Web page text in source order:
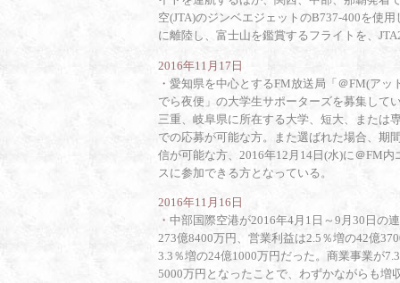
空(JTA)のジンベエジェットのB737-400を使
に離陸し、富士山を鑑賞するフライトを、
2016年11月17日
・ 愛知県を中心とするFM放送局「＠FM(アッ
でら夜便」の大学生サポーターズを募集して
三重、岐阜県に所在する大学、短大、または
での応募が可能な方。また選ばれた場合、期
信が可能な方、2016年12月14日(水)に＠FM
スに参加できる方となっている。
2016年11月16日
・ 中部国際空港が2016年4月1日～9月30日の
273億8400万円、営業利益は2.5％増の42億
3.3％増の24億1000万円だった。商業事業が
5000万円となったことで、わずかながらも